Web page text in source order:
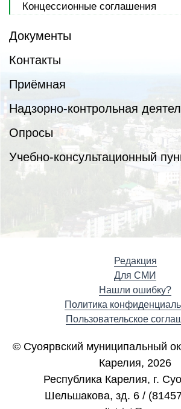
Концессионные соглашения
Документы
Контакты
Приёмная
Надзорно-контрольная
Опросы
Учебно-консультационный
Редакция
Для СМИ
Нашли ошибку?
Политика
Пользовательское
© Суоярвский муниципальный
Карелия, 2026
Республика Карелия, г.
Шельшакова, зд. 6 /